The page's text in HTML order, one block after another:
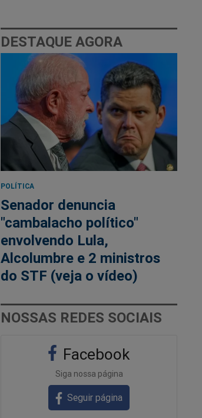
DESTAQUE AGORA
POLÍTICA
Senador denuncia
"cambalacho político"
envolvendo Lula,
Alcolumbre e 2 ministros
do STF (veja o vídeo)
NOSSAS REDES SOCIAIS
Facebook
Siga nossa página
Seguir página